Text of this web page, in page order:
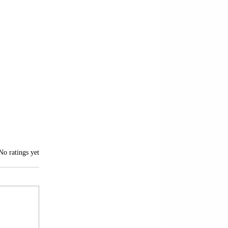
5 stars.
ratings yet